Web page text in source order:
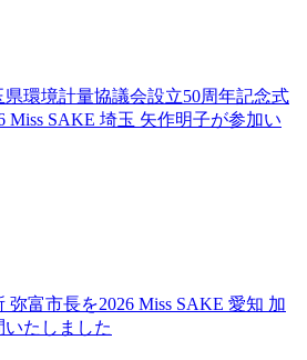
環境計量協議会設立50周年記念式
Miss SAKE 埼玉 矢作明子が参加い
弥富市長を2026 Miss SAKE 愛知 加
たしました